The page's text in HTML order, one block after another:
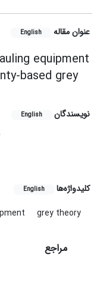
عنوان مقاله English
equipment
based grey
نویسندگان English
کلیدواژه‌ها
English
grey theory
مراجع